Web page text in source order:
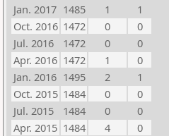
Jan. 2017 1485 1
1
Oct. 2016 1472 0
0
Jul. 2016
1472 0
0
Apr. 2016 1472 1
0
Jan. 2016 1495 2
1
Oct. 2015 1484 0
0
Jul. 2015
1484 0
0
Apr. 2015 1484 4
0